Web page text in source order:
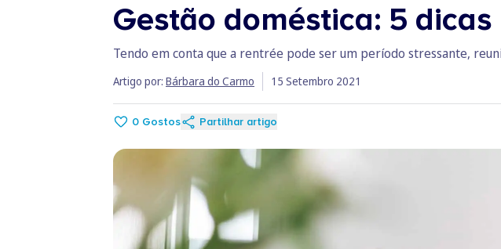
Gestão doméstica: 5
Tendo em conta que a rentrée pode ser um período stressante,
Artigo por: Bárbara do Carmo 15 Setembro 2021
0 Gostos Partilhar artigo